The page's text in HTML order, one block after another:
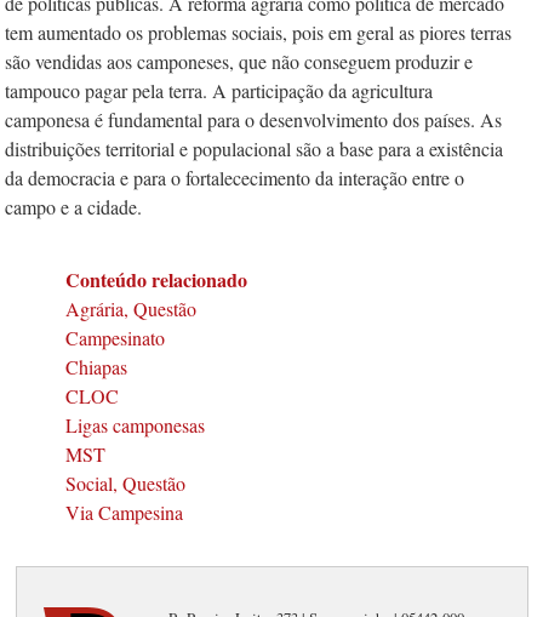
tem aumentado os problemas sociais, pois em geral as piores terras
são vendidas aos camponeses, que não conseguem produzir e
tampouco pagar pela terra. A participação da agricultura
camponesa é fundamental para o desenvolvimento dos países. As
distribuições territorial e populacional são a base para a existência
da democracia e para o fortalececimento da interação entre o
campo e a cidade.
Conteúdo relacionado
Agrária, Questão
Campesinato
Chiapas
CLOC
Ligas camponesas
MST
Social, Questão
Via Campesina